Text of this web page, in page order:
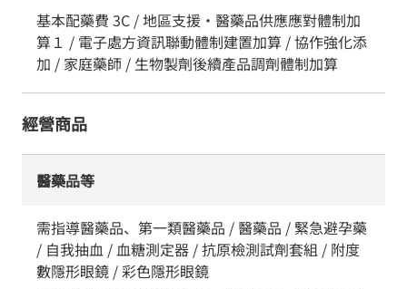
基本配藥費 3C / 地區支援・醫藥品供應應對體制加
算１ / 電子處方資訊聯動體制建置加算 / 協作強化添
加 / 家庭藥師 / 生物製劑後續產品調劑體制加算
經營商品
醫藥品等
需指導醫藥品、第一類醫藥品 / 醫藥品 / 緊急避孕藥
/ 自我抽血 / 血糖測定器 / 抗原檢測試劑套組 / 附度
數隱形眼鏡 / 彩色隱形眼鏡